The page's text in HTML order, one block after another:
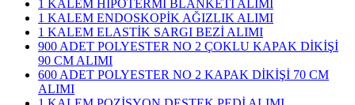
1 KALEM HİPOTERMİ BLANKETİ ALIMI
1 KALEM ENDOSKOPİK AĞIZLIK ALIMI
1 KALEM ELASTİK SARGI BEZİ ALIMI
900 ADET POLYESTER NO 2 ÇOKLU KAPAK DİKİŞİ
90 CM ALIMI
600 ADET POLYESTER NO 2 KAPAK DİKİŞİ 70 CM
ALIMI